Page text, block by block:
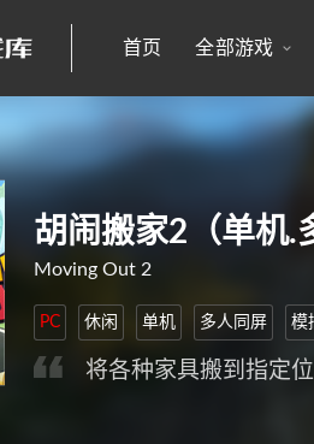
首页 全部游戏
胡闹搬家2（单机.
Moving Out 2
PC 休闲 单机 多人同屏 模
将各种家具搬到指定